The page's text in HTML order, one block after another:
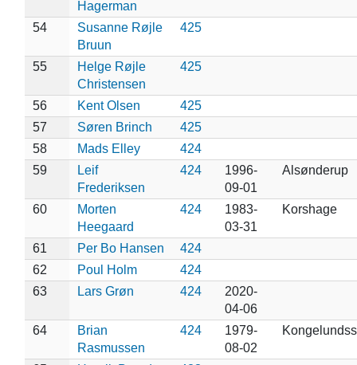
Hagerman
54
Susanne Røjle
Bruun
425
55
Helge Røjle
Christensen
425
56 Kent Olsen
425
57
Søren Brinch
425
58
Mads Elley
424
59
Leif
Frederiksen
424
1996-
09-01
Alsønderup
60
Morten
Heegaard
424
1983-
03-31
Korshage
61 Per Bo Hansen
424
62
Poul Holm
424
63
Lars Grøn 424
2020-
04-06
64
Brian
Rasmussen
424
1979-
08-02